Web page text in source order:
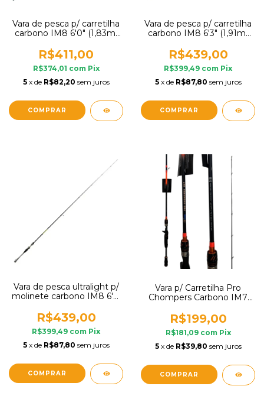
Vara de pesca p/ carretilha
carbono IM8 6'0" (1,83m)
R$411,00
R$374,01 com Pix
5 x de R$82,20 sem juros
Vara de pesca p/ carretilha
carbono IM8 6'3" (1,91m)
R$439,00
R$399,49 com Pix
5 x de R$87,80 sem juros
Vara de pesca ultralight p/
molinete carbono IM8 6'3"
Mormaii
R$439,00
R$399,49 com Pix
5 x de R$87,80 sem juros
Vara p/ Carretilha Pro
Chompers Carbono IM7
Bass Robalo
R$199,00
R$181,09 com Pix
5 x de R$39,80 sem juros
COMPRAR